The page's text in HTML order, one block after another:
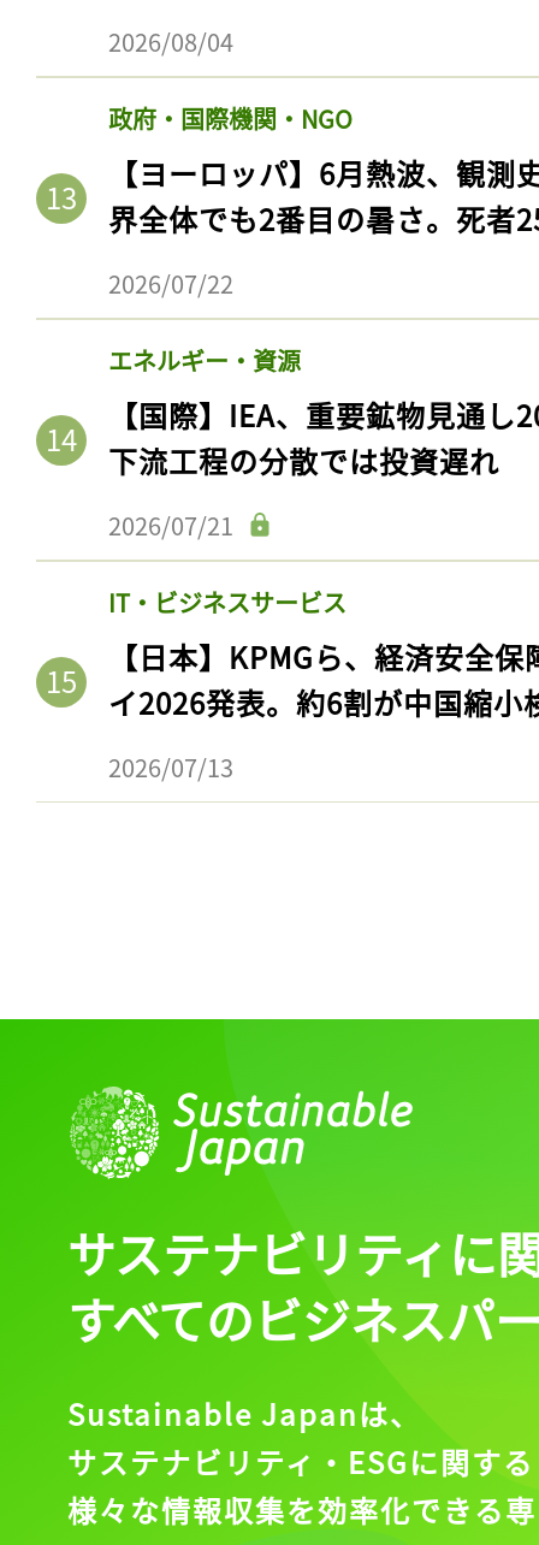
2026/08/04
政府・国際機関・NGO
【ヨーロッパ】6月熱波、観
界全体でも2番目の暑さ。死者
2026/07/22
エネルギー・資源
【国際】IEA、重要鉱物見通
下流工程の分散では投資遅れ
2026/07/21
IT・ビジネスサービス
【日本】KPMGら、経済安全
イ2026発表。約6割が中国縮小
2026/07/13
記事をお気に入りに
ログインが必
会員登録
サステナビリティに
すべてのビジネスパ
Sustainable Japanは、
サステナビリティ・ESGに関する
様々な情報収集を効率化できる